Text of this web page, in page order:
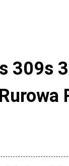
309s